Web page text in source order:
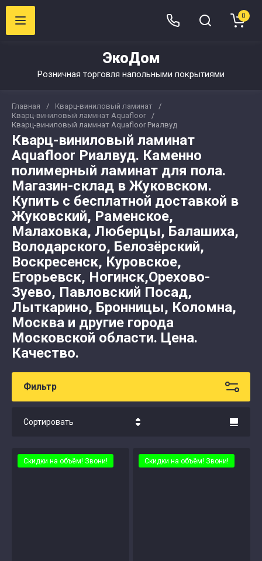
ЭкоДом
Розничная торговля напольными покрытиями
0
Главная / Кварц-виниловый ламинат
/
Кварц-виниловый ламинат Aquafloor
/
Кварц-виниловый ламинат Aquafloor Риалвуд
Кварц-виниловый ламинат
Aquafloor Риалвуд. Каменно
полимерный ламинат для пола.
Магазин-склад в Жуковском.
Купить с бесплатной доставкой в
Жуковский, Раменское,
Малаховка, Люберцы, Балашиха,
Володарского, Белозёрский,
Воскресенск, Куровское,
Егорьевск, Ногинск,Орехово-
Зуево, Павловский Посад,
Лыткарино, Бронницы, Коломна,
Москва и другие города
Московской области. Цена.
Качество.
Фильтр
Сортировать
Цена - возрастание
Скидки на объём! Звони! Скидки на объём! Звони!